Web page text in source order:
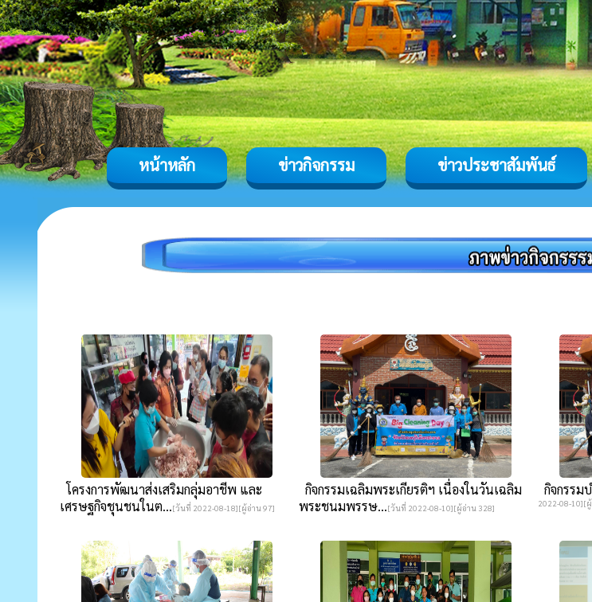
หน้าหลัก ข่าวกิจกรรม ข่าวประชาสัมพันธ์
โครงการพัฒนาส่งเสริมกลุ่มอาชีพ และ
เศรษฐกิจชุนชนในต...[วันที่ 2022-08-18][ผู้อ่าน 97]
กิจกรรมเฉลิมพระเกียรติฯ เนื่องในวันเฉลิม
พระชนมพรรษ...[วันที่ 2022-08-10][ผู้อ่าน 328]
กิจกรรม
2022-08-10][